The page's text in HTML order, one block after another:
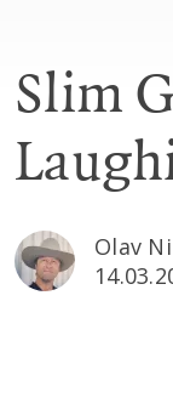
Slim
Olav